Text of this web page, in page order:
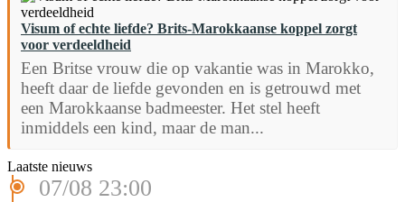
Visum of echte liefde? Brits-Marokkaanse koppel zorgt
voor verdeeldheid
Een Britse vrouw die op vakantie was in Marokko,
heeft daar de liefde gevonden en is getrouwd met
een Marokkaanse badmeester. Het stel heeft
inmiddels een kind, maar de man...
Laatste nieuws
07/08 23:00